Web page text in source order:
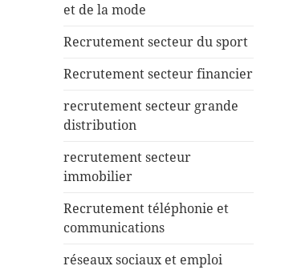
et de la mode
Recrutement secteur du sport
Recrutement secteur financier
recrutement secteur grande
distribution
recrutement secteur
immobilier
Recrutement téléphonie et
communications
réseaux sociaux et emploi